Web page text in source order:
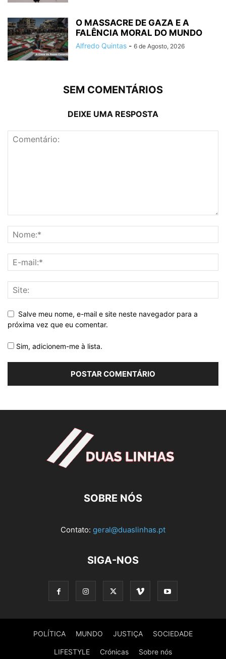
O MASSACRE DE GAZA E A
FALÊNCIA MORAL DO MUNDO
Alfredo Quintas - 6 de Agosto, 2026
SEM COMENTÁRIOS
DEIXE UMA RESPOSTA
Salve meu nome, e-mail e site neste navegador para a
próxima vez que eu comentar.
Sim, adicionem-me à lista.
SOBRE NÓS
Contato: geral@duaslinhas.pt
SIGA-NOS
POLÍTICA MUNDO JUSTIÇA SOCIEDADE
LIFESTYLE Crónicas Sobre nós